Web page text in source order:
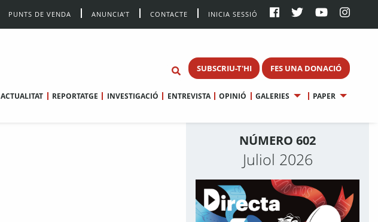
PUNTS DE VENDA ANUNCIA’T CONTACTE INICIA SESSIÓ
SUBSCRIU-T'HI FES UNA DONACIÓ
ACTUALITAT REPORTATGE INVESTIGACIÓ ENTREVISTA OPINIÓ GALERIES PAPER
NÚMERO 602
Juliol 2026